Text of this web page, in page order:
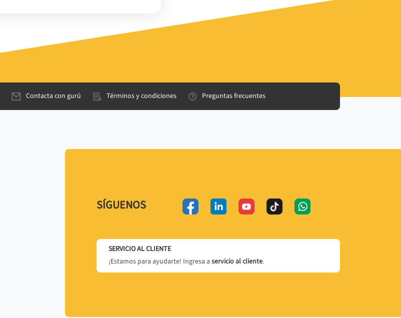
Contacta con gurú Términos y condiciones Preguntas frecuentes
SÍGUENOS
SERVICIO AL CLIENTE
¡Estamos para ayudarte! Ingresa a servicio al cliente.